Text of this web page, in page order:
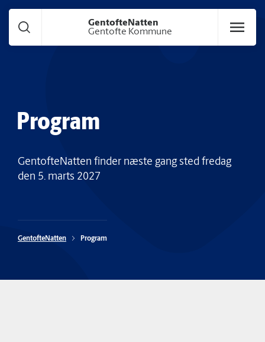
GentofteNatten
Gentofte Kommune
Program
GentofteNatten finder næste gang sted fredag
den 5. marts 2027
GentofteNatten Program